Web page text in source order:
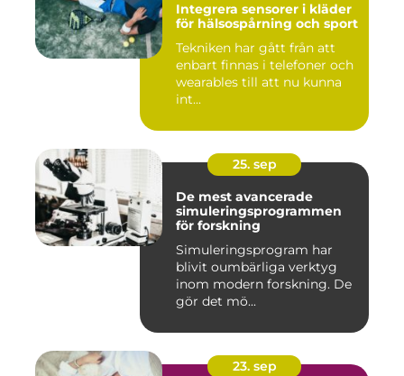
Integrera sensorer i kläder
för hälsospårning och sport
Tekniken har gått från att
enbart finnas i telefoner och
wearables till att nu kunna
int...
25. sep
De mest avancerade
simuleringsprogrammen
för forskning
Simuleringsprogram har
blivit oumbärliga verktyg
inom modern forskning. De
gör det mö...
23. sep